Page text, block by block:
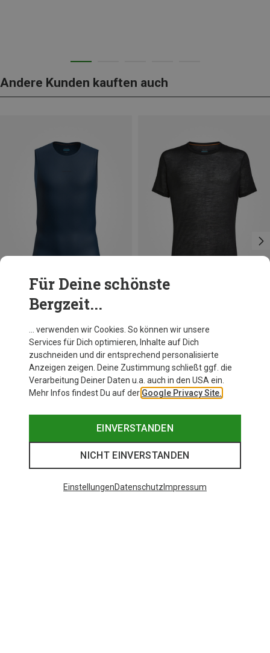
Andere Kunden kauften auch
Du sparst 42%
Für Deine schönste
Bergzeit...
… verwenden wir Cookies. So können wir unsere
Services für Dich optimieren, Inhalte auf Dich
zuschneiden und dir entsprechend personalisierte
Anzeigen zeigen. Deine Zustimmung schließt ggf. die
Verarbeitung Deiner Daten u.a. auch in den USA ein.
Mehr Infos findest Du auf der Google Privacy Site.
EINVERSTANDEN
NICHT EINVERSTANDEN
EinstellungenDatenschutz Impressum